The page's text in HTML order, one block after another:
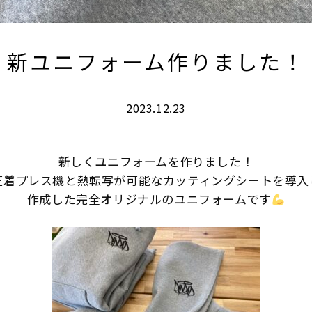
新ユニフォーム作りました！
2023.12.23
新しくユニフォームを作りました！
プレス機と熱転写が可能なカッティングシートを導
作成した完全オリジナルのユニフォームです